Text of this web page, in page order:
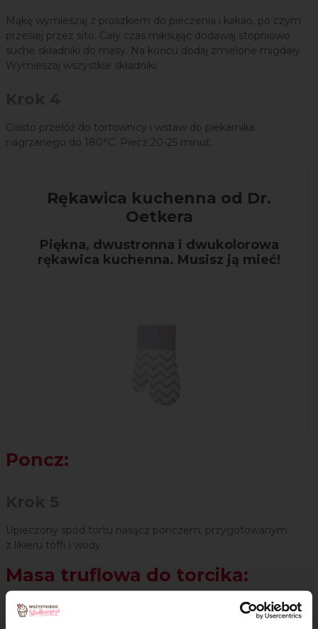
Mąkę wymieszaj z proszkiem do pieczenia i kakao, po czym
przesiej przez sito. Cały czas miksując dodawaj stopniowo
suche składniki do masy. Na końcu dodaj zmielone migdały.
Wymieszaj wszystkie składniki.
Ciasto przełóż do tortownicy i wstaw do piekarnika
nagrzanego do 180°C. Piecz 20-25 minut.
Rękawica kuchenna od Dr.
Oetkera
Piękna, dwustronna i dwukolorowa
rękawica kuchenna. Musisz ją mieć!
Poncz:
Upieczony spód tortu nasącz ponczem, przygotowanym
z likieru toffi i wody.
Masa truflowa do torcika:
Krok 6